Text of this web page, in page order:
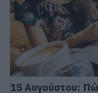
15 Αυγούστου: